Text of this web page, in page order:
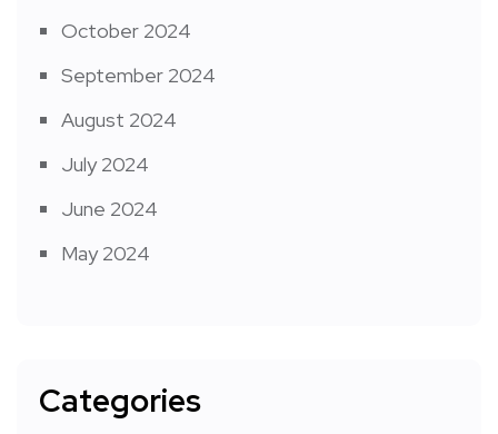
October 2024
September 2024
August 2024
July 2024
June 2024
May 2024
Categories